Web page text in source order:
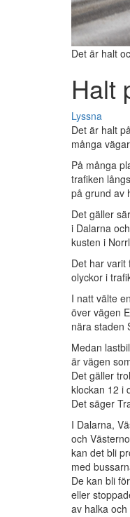
Det är halt
Halt
Lyssna
Det är halt
många
På många
trafiken
på grund av
Det gäller
i Dalarna
kusten i
Det har varit
olyckor i
I natt välte
över vägen
nära staden
Medan
är vägen
Det gäller
klockan 12 i
Det säger
I Dalarna,
och
kan det bli
med
De kan bli
eller
av halka och